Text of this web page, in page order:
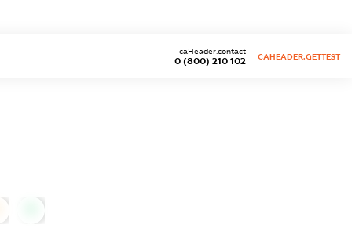
0 (800) 210 102
caHeader.contact
CAHEADER.GETTEST